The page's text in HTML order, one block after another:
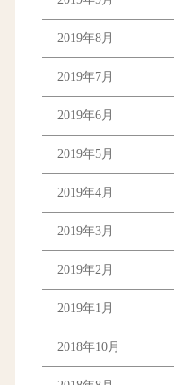
2019年8月
2019年7月
2019年6月
2019年5月
2019年4月
2019年3月
2019年2月
2019年1月
2018年10月